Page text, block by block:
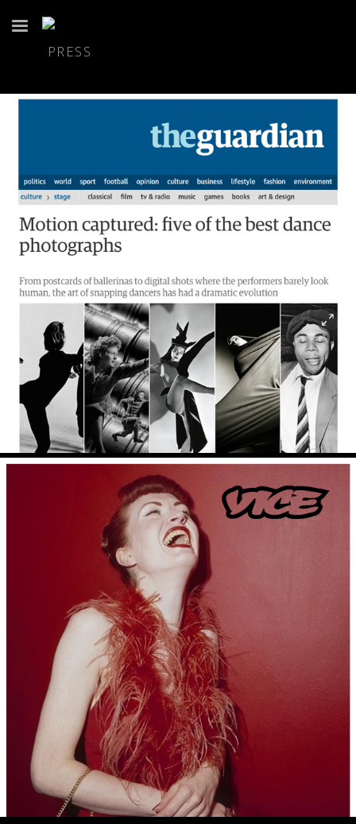
PRESS